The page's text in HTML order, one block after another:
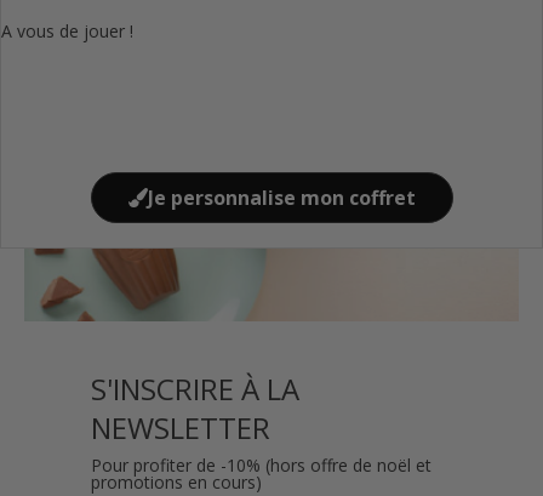
A vous de jouer !
Je personnalise mon coffret
S'INSCRIRE À LA
NEWSLETTER
Pour profiter de -10% (hors offre de noël et
promotions en cours)